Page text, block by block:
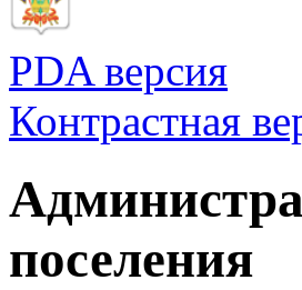
PDA версия
Контрастная
поселения